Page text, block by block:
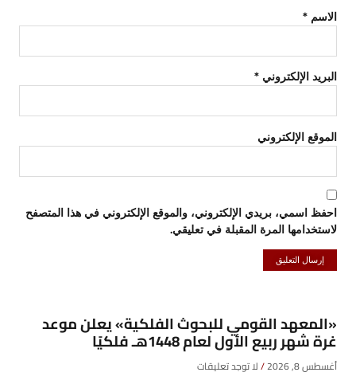
الاسم *
البريد الإلكتروني *
الموقع الإلكتروني
احفظ اسمي، بريدي الإلكتروني، والموقع الإلكتروني في هذا المتصفح
لاستخدامها المرة المقبلة في تعليقي.
«المعهد القومي للبحوث الفلكية» يعلن موعد
غرة شهر ربيع الأول لعام 1448هـ فلكيًا
أغسطس 8, 2026 لا توجد تعليقات